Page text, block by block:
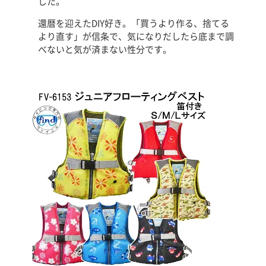
還暦を迎えたDIY好き。「買うより作る、捨てる
より直す」が信条で、気になりだしたら底まで調
べないと気が済まない性分です。